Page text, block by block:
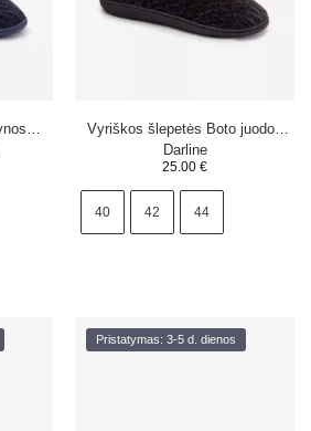
Vyriškos šlepetės Boto juodos
Darline
25.00 €
40 42 44
Pristatymas: 3-5 d. dienos